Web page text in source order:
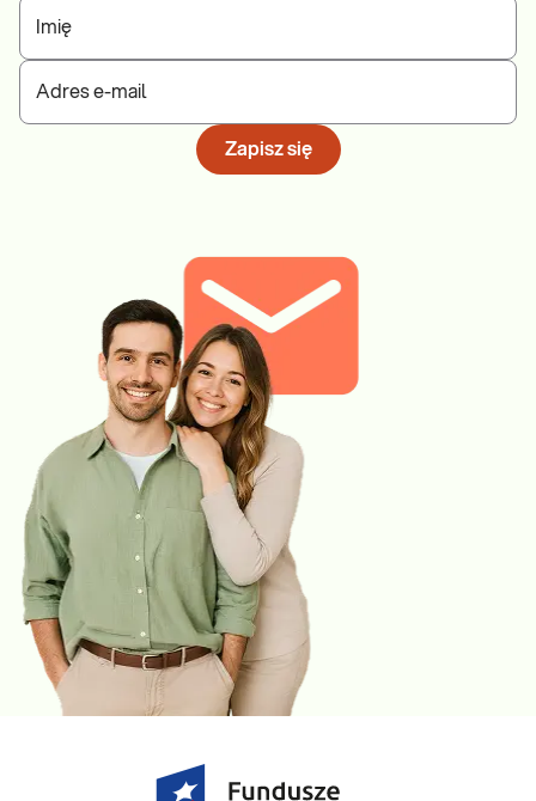
Imię
Adres e-mail
Zapisz się